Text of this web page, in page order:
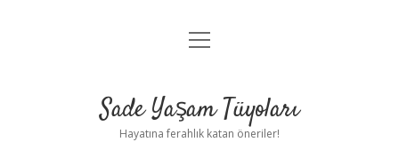
Anasayfa
Yasal Uyarı
menüyü
Sade Yaşam Tüyoları
Hayatına ferahlık katan öneriler!